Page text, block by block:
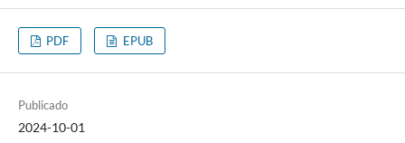
PDF EPUB
Publicado
2024-10-01